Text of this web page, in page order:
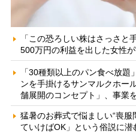
「この恐ろしい株はさっさ
500万円の利益を出した女性
「30種類以上のパン食べ放
ンを手掛けるサンマルクホ
舗展開のコンセプト」、事業
猛暑のお葬式で悩ましい“喪
ていけばOK」という俗説に